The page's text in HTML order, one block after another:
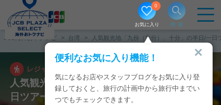
お気に入り
0
便利なお気に入り機能！
気になるお店やスタッフブログをお気に入り登
録しておくと、旅行の計画中から旅行中までい
つでもチェックできます。
検索
JCB海外おトクナビ 台湾 人気観光地「九份（九分）、十分」の半日/一
レジャー
人気観光地「九份（九分）、十分」の半日/一
日ツアー★JCBカードで5〜10%オフ★